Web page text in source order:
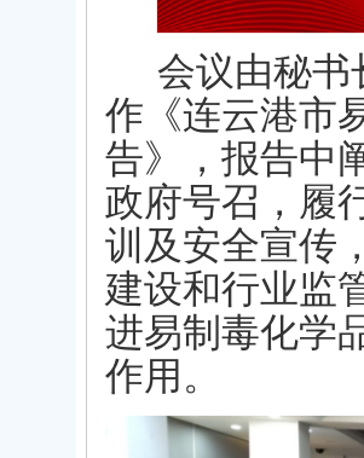
会议由秘书
作 《连云港市
告》， 报告中
政府号召，履
训及安全宣传
建设和行业监
进易制毒化学
作用。